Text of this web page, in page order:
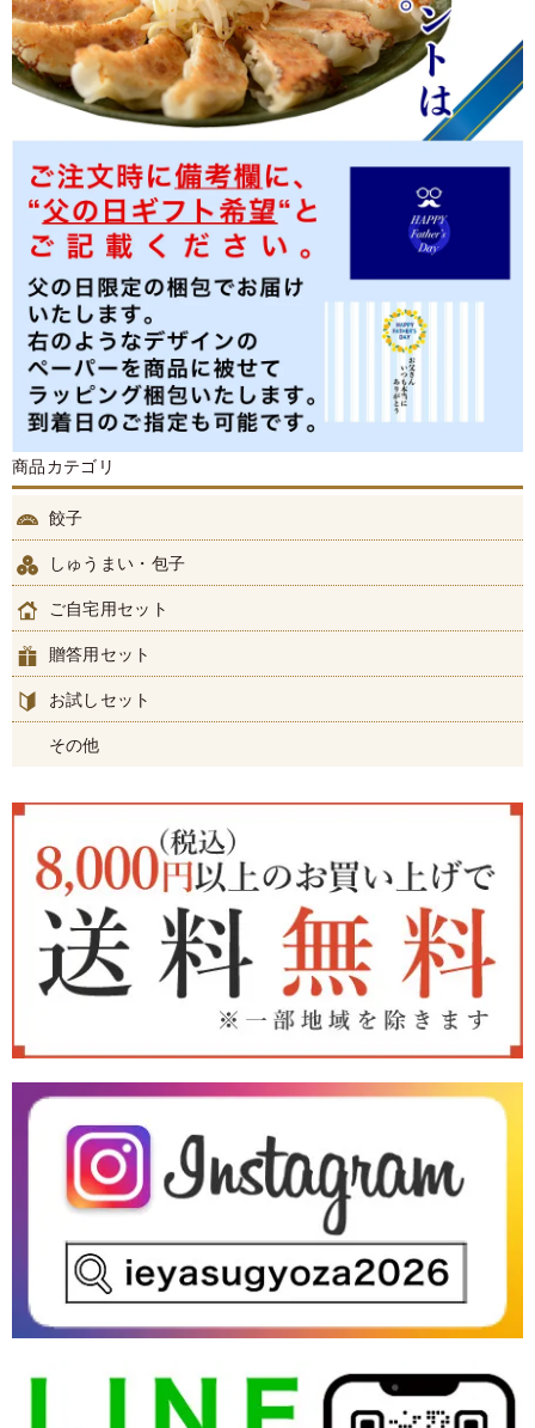
商品カテゴリ
餃子
しゅうまい・包子
ご自宅用セット
贈答用セット
お試しセット
その他